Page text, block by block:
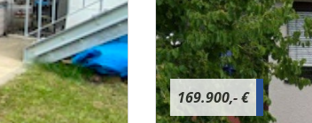
169.900,- €